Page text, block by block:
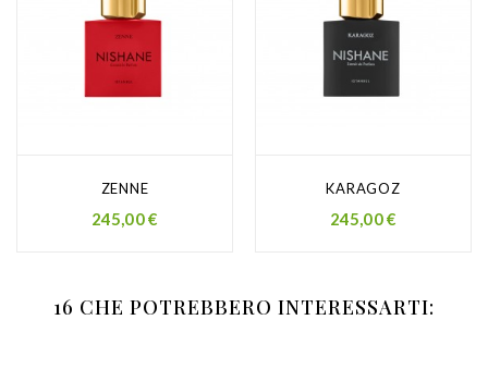
ZENNE
Prezzo
245,00 €
KARAGOZ
Prezzo
245,00 €
16 CHE POTREBBERO INTERESSARTI: